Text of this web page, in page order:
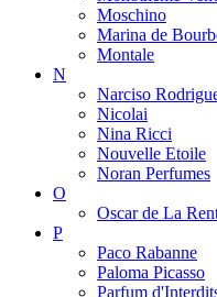
Moschino
Marina de
Montale
N
Narciso
Nicolai
Nina Ricci
Nouvelle Etoile
Noran Perfumes
O
Oscar de La
P
Paco Rabanne
Paloma Picasso
Parfum